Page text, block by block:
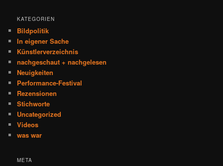
KATEGORIEN
Bildpolitik
In eigener Sache
Künstlerverzeichnis
nachgeschaut + nachgelesen
Neuigkeiten
Performance-Festival
Rezensionen
Stichworte
Uncategorized
Videos
was war
META